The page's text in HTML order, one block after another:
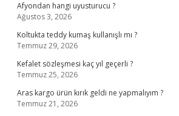
Afyondan hangi uyusturucu ?
Ağustos 3, 2026
Koltukta teddy kumaş kullanışlı mı ?
Temmuz 29, 2026
Kefalet sözleşmesi kaç yıl geçerli ?
Temmuz 25, 2026
Aras kargo ürün kırık geldi ne yapmalıyım ?
Temmuz 21, 2026